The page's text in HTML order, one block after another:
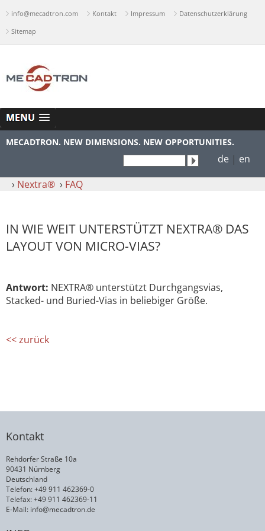
info@mecadtron.com Kontakt Impressum
Datenschutzerklärung
Sitemap
MECADTRON. NEW DIMENSIONS. NEW OPPORTUNITIES.
de | en
› Nextra® › FAQ
IN WIE WEIT UNTERSTÜTZT NEXTRA® DAS
LAYOUT VON MICRO-VIAS?
Antwort: NEXTRA® unterstützt Durchgangsvias,
Stacked- und Buried-Vias in beliebiger Größe.
<< zurück
Kontakt
Rehdorfer Straße 10a
90431 Nürnberg
Deutschland
Telefon: +49 911 462369-0
Telefax: +49 911 462369-11
E-Mail: info@mecadtron.de